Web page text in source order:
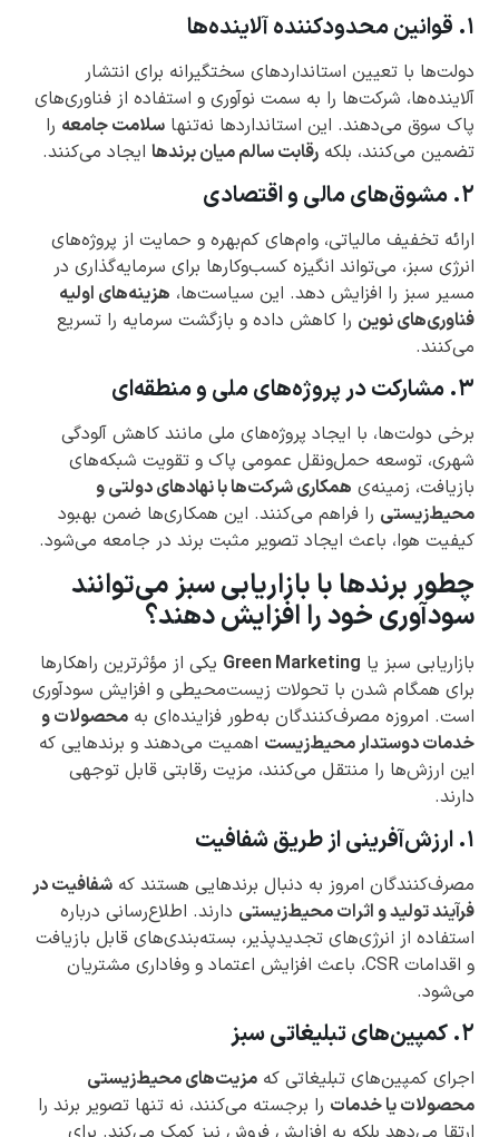
۱. قوانین محدودکننده آلاینده‌ها
دولت‌ها با تعیین استانداردهای سختگیرانه برای انتشار
آلاینده‌ها، شرکت‌ها را به سمت نوآوری و استفاده از فناوری‌های
پاک سوق می‌دهند. این استانداردها نه‌تنها سلامت جامعه را
تضمین می‌کنند، بلکه رقابت سالم میان برندها ایجاد می‌کنند.
۲. مشوق‌های مالی و اقتصادی
ارائه تخفیف مالیاتی، وام‌های کم‌بهره و حمایت از پروژه‌های
انرژی سبز، می‌تواند انگیزه کسب‌وکارها برای سرمایه‌گذاری در
مسیر سبز را افزایش دهد. این سیاست‌ها، هزینه‌های اولیه
فناوری‌های نوین را کاهش داده و بازگشت سرمایه را تسریع
می‌کنند.
۳. مشارکت در پروژه‌های ملی و منطقه‌ای
برخی دولت‌ها، با ایجاد پروژه‌های ملی مانند کاهش آلودگی
شهری، توسعه حمل‌ونقل عمومی پاک و تقویت شبکه‌های
بازیافت، زمینه‌ی همکاری شرکت‌ها با نهادهای دولتی و
محیط‌زیستی را فراهم می‌کنند. این همکاری‌ها ضمن بهبود
کیفیت هوا، باعث ایجاد تصویر مثبت برند در جامعه می‌شود.
چطور برندها با بازاریابی سبز می‌توانند
سودآوری خود را افزایش دهند؟
بازاریابی سبز یا Green Marketing یکی از مؤثرترین راهکارها
برای همگام شدن با تحولات زیست‌محیطی و افزایش سودآوری
است. امروزه مصرف‌کنندگان به‌طور فزاینده‌ای به محصولات و
خدمات دوستدار محیط‌زیست اهمیت می‌دهند و برندهایی که
این ارزش‌ها را منتقل می‌کنند، مزیت رقابتی قابل توجهی
دارند.
۱. ارزش‌آفرینی از طریق شفافیت
مصرف‌کنندگان امروز به دنبال برندهایی هستند که شفافیت در
فرآیند تولید و اثرات محیط‌زیستی دارند. اطلاع‌رسانی درباره
استفاده از انرژی‌های تجدیدپذیر، بسته‌بندی‌های قابل بازیافت
و اقدامات CSR، باعث افزایش اعتماد و وفاداری مشتریان
می‌شود.
۲. کمپین‌های تبلیغاتی سبز
اجرای کمپین‌های تبلیغاتی که مزیت‌های محیط‌زیستی
محصولات یا خدمات را برجسته می‌کنند، نه تنها تصویر برند را